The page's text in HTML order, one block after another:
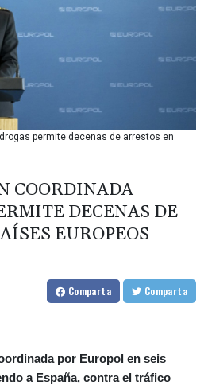
BIF 2985.079791
BOB 11.849673
BTN 94.875232
BWP 13.457596
BZD 2.00519
CDF 2262.50392
CHF 0.80802
CNY 6.747604
CNH 6.743285
CRC 453.228387
CUC 1
permite decenas de arrestos en
COORDINADA
DECENAS DE
EUROPEOS
Comparta Comparta
por Europol en seis
a España, contra el tráfico